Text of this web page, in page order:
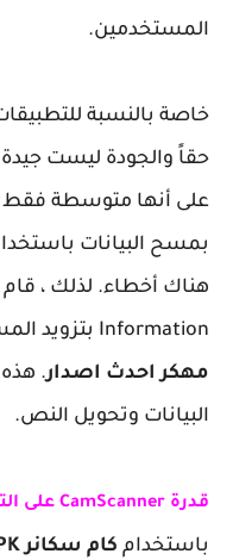
المستخدمين.
خاصة بالنسبة
حقاً والجودة ليست جيدة
على أنها متوسطة فقط
بمسح البيانات
Information بتزويد المستخدمين بتطبيق
مهكر احدث اصدار.
البيانات وتحويل النص.
قدرة CamScanner على التخزين والمزامنة والمشاركة
باستخدام كام سكانر CamScanner APK مهكر